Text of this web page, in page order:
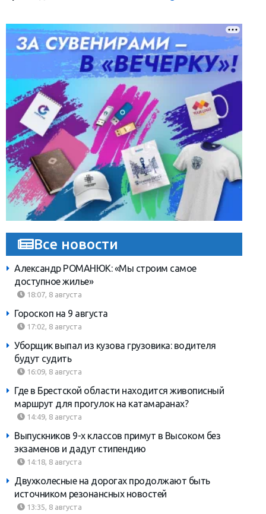
Все новости
Александр РОМАНЮК: «Мы строим самое
доступное жилье»
18:07, 8 августа
Гороскоп на 9 августа
17:02, 8 августа
Уборщик выпал из кузова грузовика: водителя
будут судить
16:09, 8 августа
Где в Брестской области находится живописный
маршрут для прогулок на катамаранах?
14:49, 8 августа
Выпускников 9-х классов примут в Высоком без
экзаменов и дадут стипендию
14:18, 8 августа
Двухколесные на дорогах продолжают быть
источником резонансных новостей
13:35, 8 августа